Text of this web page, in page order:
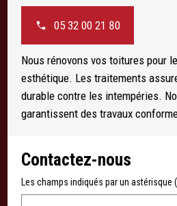
05 32 00 21 80
Nous rénovons vos toitures pour
esthétique. Les traitements
durable contre les intempéries.
garantissent des travaux
Contactez-nous
Les champs indiqués par un